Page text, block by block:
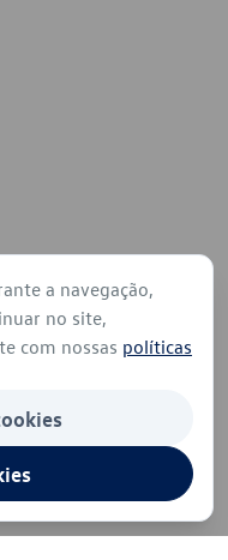
a navegação,
no site,
com nossas políticas